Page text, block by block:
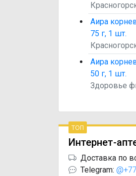
Аира
75 г, 1 шт.
Аира
50 г, 1 шт.
Здоровье
топ
Интернет-
Доставка по
Telegram: